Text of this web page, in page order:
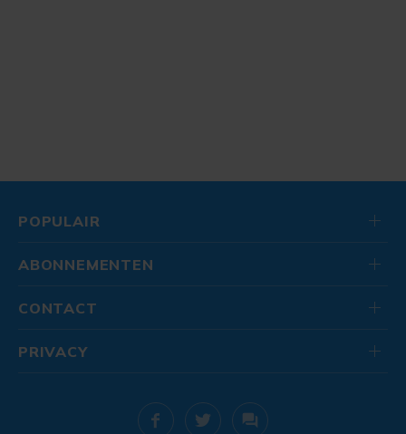
POPULAIR
ABONNEMENTEN
CONTACT
PRIVACY